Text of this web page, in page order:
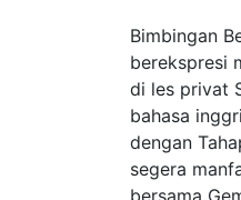
Bimbingan
berekspresi
di les privat
bahasa
dengan
segera
bersama